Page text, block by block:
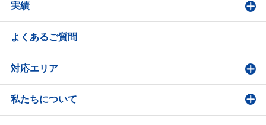
実績
よくあるご質問
対応エリア
私たちについて